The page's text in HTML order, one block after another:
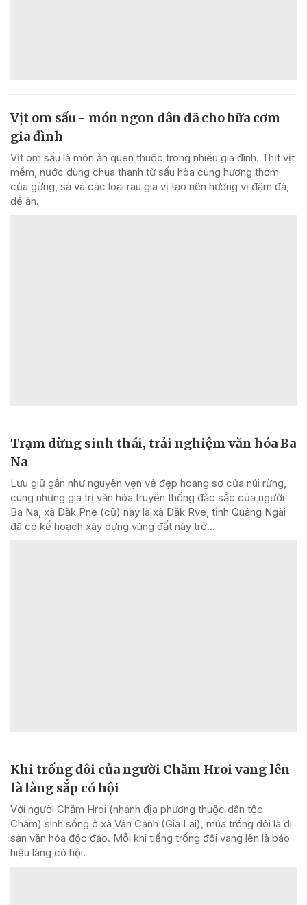
Vịt om sấu - món ngon dân dã cho bữa cơm
gia đình
Vịt om sấu là món ăn quen thuộc trong nhiều gia đình. Thịt vịt
mềm, nước dùng chua thanh từ sấu hòa cùng hương thơm
của gừng, sả và các loại rau gia vị tạo nên hương vị đậm đà,
dễ ăn.
Trạm dừng sinh thái, trải nghiệm văn hóa Ba
Na
Lưu giữ gần như nguyên vẹn vẻ đẹp hoang sơ của núi rừng,
cùng những giá trị văn hóa truyền thống đặc sắc của người
Ba Na, xã Đăk Pne (cũ) nay là xã Đăk Rve, tỉnh Quảng Ngãi
đã có kế hoạch xây dựng vùng đất này trở...
Khi trống đôi của người Chăm Hroi vang lên
là làng sắp có hội
Với người Chăm Hroi (nhánh địa phương thuộc dân tộc
Chăm) sinh sống ở xã Vân Canh (Gia Lai), múa trống đôi là di
sản văn hóa độc đáo. Mỗi khi tiếng trống đôi vang lên là báo
hiệu làng có hội.